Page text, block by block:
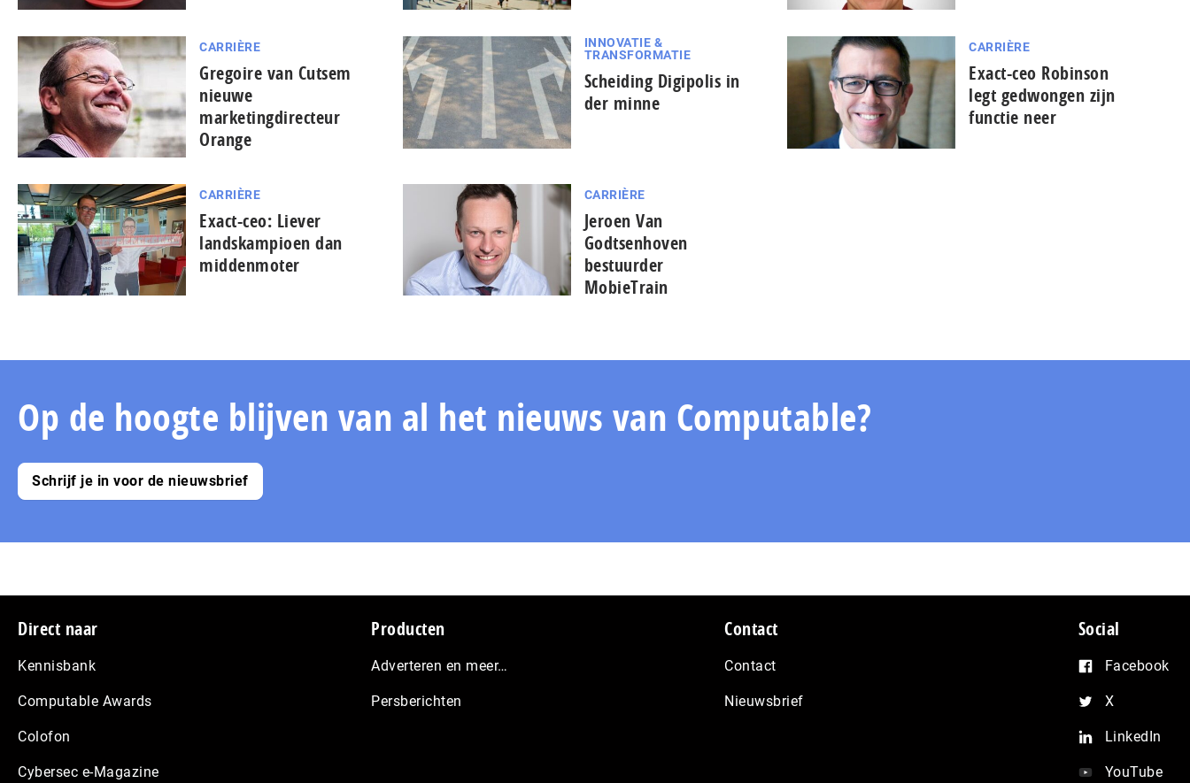
CARRIÈRE
Gregoire van Cutsem
nieuwe
marketingdirecteur
Orange
INNOVATIE &
TRANSFORMATIE
Scheiding Digipolis in
der minne
CARRIÈRE
Exact-ceo Robinson
legt gedwongen zijn
functie neer
CARRIÈRE
Exact-ceo: Liever
landskampioen dan
middenmoter
CARRIÈRE
Jeroen Van
Godtsenhoven
bestuurder
MobieTrain
Op de hoogte blijven van al het nieuws van Computable?
Schrijf je in voor de nieuwsbrief
Footer
Direct naar
Kennisbank
Computable Awards
Colofon
Cybersec e-Magazine
Producten
Adverteren en meer…
Persberichten
Contact
Contact
Nieuwsbrief
Social
Facebook
X
LinkedIn
YouTube